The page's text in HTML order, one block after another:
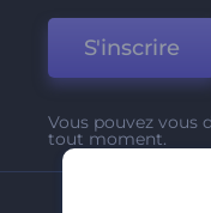
S'inscrire
Vous pouvez vous
tout moment.